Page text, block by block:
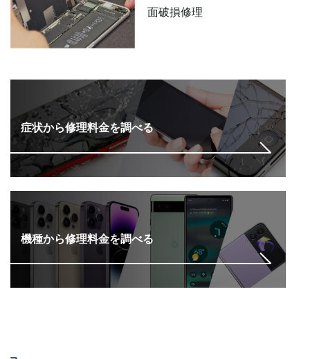
面破損修理
症状から修理料金を調べる
機種から修理料金を調べる